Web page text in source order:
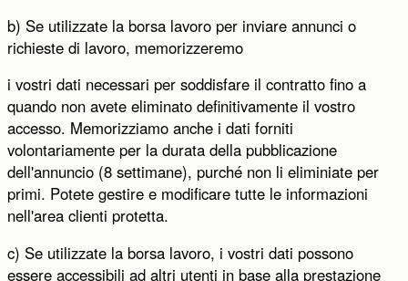
b) Se utilizzate la borsa lavoro per inviare annunci o
richieste di lavoro, memorizzeremo
i vostri dati necessari per soddisfare il contratto fino a
quando non avete eliminato definitivamente il vostro
accesso. Memorizziamo anche i dati forniti
volontariamente per la durata della pubblicazione
dell'annuncio (8 settimane), purché non li eliminiate per
primi. Potete gestire e modificare tutte le informazioni
nell'area clienti protetta.
c) Se utilizzate la borsa lavoro, i vostri dati possono
essere accessibili ad altri utenti in base alla prestazione